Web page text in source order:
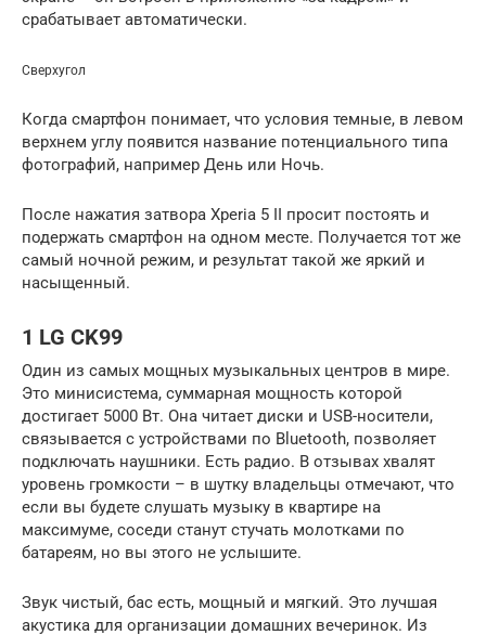
срабатывает автоматически.
Сверхугол
Когда смартфон понимает, что условия темные, в левом
верхнем углу появится название потенциального типа
фотографий, например День или Ночь.
После нажатия затвора Xperia 5 II просит постоять и
подержать смартфон на одном месте. Получается тот же
самый ночной режим, и результат такой же яркий и
насыщенный.
1 LG CK99
Один из самых мощных музыкальных центров в мире.
Это минисистема, суммарная мощность которой
достигает 5000 Вт. Она читает диски и USB-носители,
связывается с устройствами по Bluetooth, позволяет
подключать наушники. Есть радио. В отзывах хвалят
уровень громкости – в шутку владельцы отмечают, что
если вы будете слушать музыку в квартире на
максимуме, соседи станут стучать молотками по
батареям, но вы этого не услышите.
Звук чистый, бас есть, мощный и мягкий. Это лучшая
акустика для организации домашних вечеринок. Из